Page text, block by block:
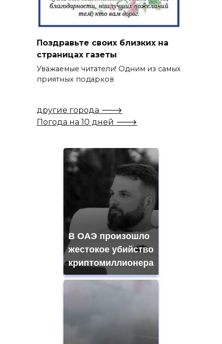
Поздравьте своих близких на
страницах газеты
Уважаемые читатели! Одним из самых
приятных подарков
другие города 🡒
Погода на 10 дней 🡒
В ОАЭ произошло
жестокое убийство
криптомиллионера